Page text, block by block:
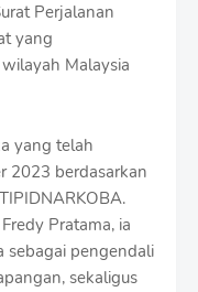
Perjalanan
yang
Malaysia
yang telah
2023 berdasarkan
Pratama, ia
sebagai pengendali
sekaligus